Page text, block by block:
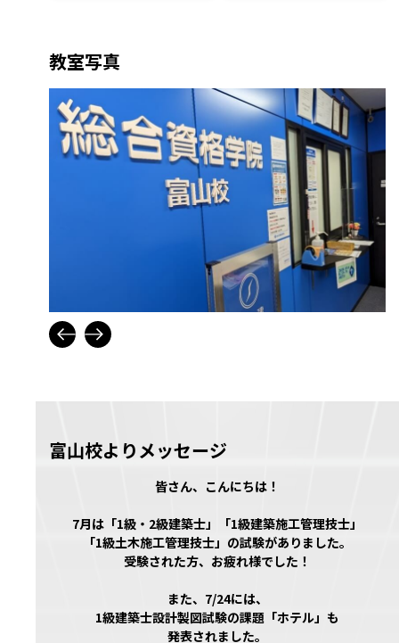
教室写真
富山校よりメッセージ
皆さん、こんにちは！
7月は「1級・2級建築士」「1級建築施工管理技士」
「1級土木施工管理技士」の試験がありました。
受験された方、お疲れ様でした！
また、7/24には、
1級建築士設計製図試験の課題「ホテル」も
発表されました。